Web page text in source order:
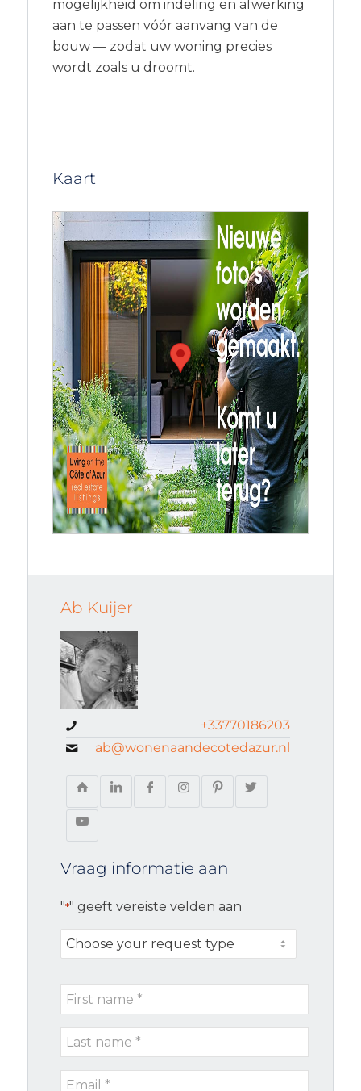
mogelijkheid om indeling en afwerking
aan te passen vóór aanvang van de
bouw — zodat uw woning precies
wordt zoals u droomt.
Kaart
Ab Kuijer
+33770186203
ab@wonenaandecotedazur.nl
Vraag informatie aan
"*" geeft vereiste velden aan
Choose
your
type
First
name
Last
name
Email